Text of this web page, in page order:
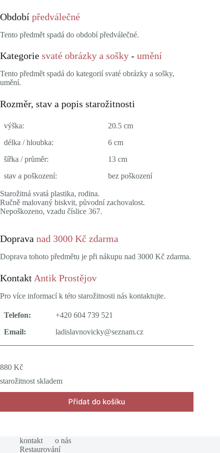
Období předválečné
Tento předmět spadá do období předválečné.
Kategorie svaté obrázky a sošky - umění
Tento předmět spadá do kategorií svaté obrázky a sošky,
umění.
Rozměr, stav a popis starožitnosti
výška:
20.5 cm
délka / hloubka:
6 cm
šířka / průměr:
13 cm
stav a poškození:
bez poškození
Starožitná svatá plastika, rodina.
Ručně malovaný biskvit, původní zachovalost.
Nepoškozeno, vzadu číslice 367.
Doprava nad 3000 Kč zdarma
Doprava tohoto předmětu je při nákupu nad 3000 Kč zdarma.
Kontakt Antik Prostějov
Pro více informací k této starožitnosti nás kontaktujte.
Telefon:
+420 604 739 521
Email:
ladislavnovicky@seznam.cz
880 Kč
starožitnost skladem
Přidat do košíku
kontakt
o nás
Restaurování